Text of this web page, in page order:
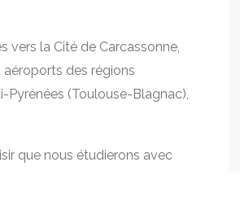
vers la Cité de Carcassonne,
des régions
Pyrénées (Toulouse-Blagnac),
que nous étudierons avec